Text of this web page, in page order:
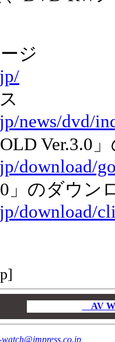
ジ
news/dvd/
Ver.3.0
download/
」のダウン
download/
AV